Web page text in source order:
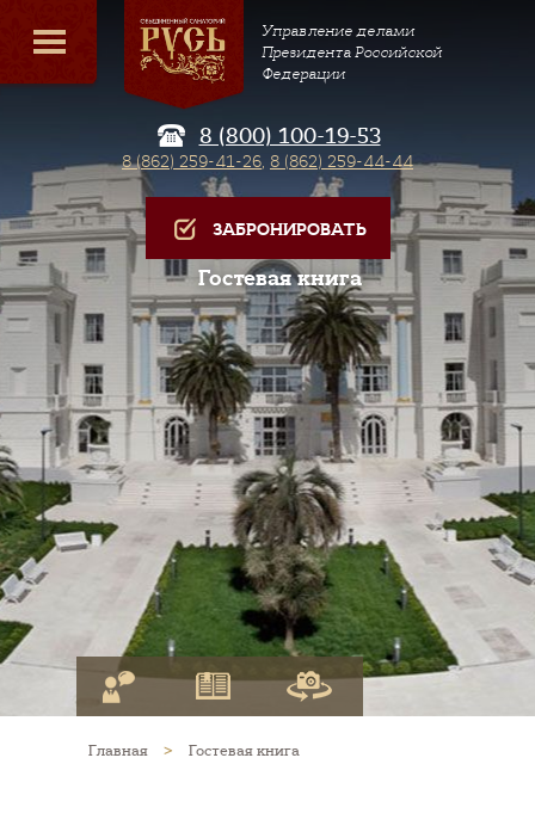
Управление делами
Президента Российской
Федерации
8 (800) 100-19-53
8 (862) 259-41-26, 8 (862) 259-44-44
ЗАБРОНИРОВАТЬ
Гостевая книга
Главная > Гостевая книга